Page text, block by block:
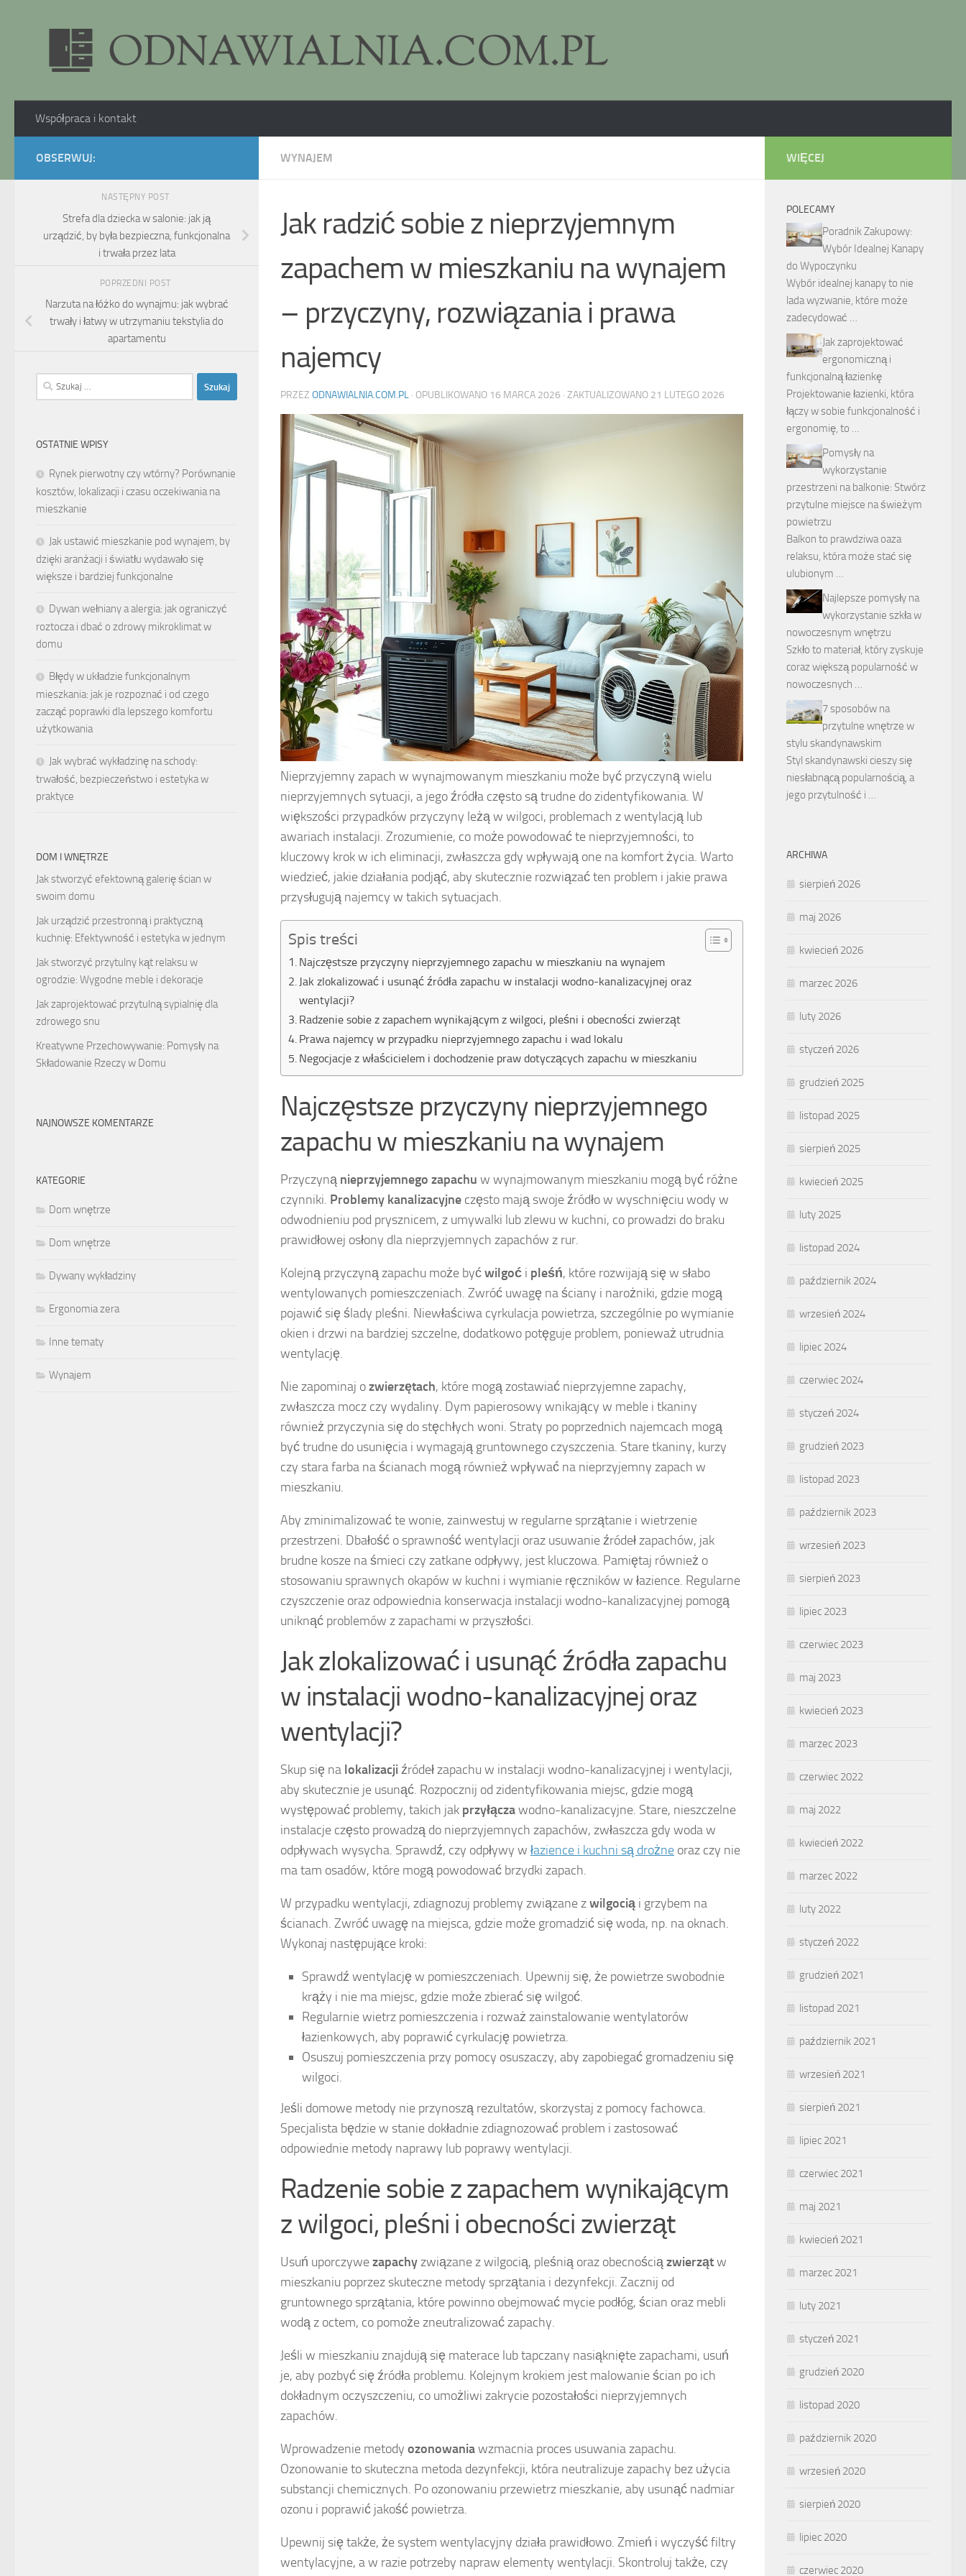
Współpraca i kontakt
WYNAJEM
Jak radzić sobie z nieprzyjemnym
zapachem w mieszkaniu na wynajem
– przyczyny, rozwiązania i prawa
najemcy
PRZEZ ODNAWIALNIA.COM.PL · OPUBLIKOWANO 16 MARCA 2026 · ZAKTUALIZOWANO 21 LUTEGO 2026
Nieprzyjemny zapach w wynajmowanym mieszkaniu może być przyczyną wielu
nieprzyjemnych sytuacji, a jego źródła często są trudne do zidentyfikowania. W
większości przypadków przyczyny leżą w wilgoci, problemach z wentylacją lub
awariach instalacji. Zrozumienie, co może powodować te nieprzyjemności, to
kluczowy krok w ich eliminacji, zwłaszcza gdy wpływają one na komfort życia. Warto
wiedzieć, jakie działania podjąć, aby skutecznie rozwiązać ten problem i jakie prawa
przysługują najemcy w takich sytuacjach.
Spis treści
Najczęstsze przyczyny nieprzyjemnego zapachu w mieszkaniu na wynajem
Jak zlokalizować i usunąć źródła zapachu w instalacji wodno-kanalizacyjnej oraz
wentylacji?
Radzenie sobie z zapachem wynikającym z wilgoci, pleśni i obecności zwierząt
Prawa najemcy w przypadku nieprzyjemnego zapachu i wad lokalu
Negocjacje z właścicielem i dochodzenie praw dotyczących zapachu w mieszkaniu
Najczęstsze przyczyny nieprzyjemnego
zapachu w mieszkaniu na wynajem
Przyczyną nieprzyjemnego zapachu w wynajmowanym mieszkaniu mogą być różne
czynniki. Problemy kanalizacyjne często mają swoje źródło w wyschnięciu wody w
odwodnieniu pod prysznicem, z umywalki lub zlewu w kuchni, co prowadzi do braku
prawidłowej osłony dla nieprzyjemnych zapachów z rur.
Kolejną przyczyną zapachu może byćwilgoć i pleśń, które rozwijają się w słabo
wentylowanych pomieszczeniach. Zwróć uwagę na ściany i narożniki, gdzie mogą
pojawić się ślady pleśni. Niewłaściwa cyrkulacja powietrza, szczególnie po wymianie
okien i drzwi na bardziej szczelne, dodatkowo potęguje problem, ponieważ utrudnia
wentylację.
Nie zapominaj ozwierzętach, które mogą zostawiać nieprzyjemne zapachy,
zwłaszcza mocz czy wydaliny. Dym papierosowy wnikający w meble i tkaniny
również przyczynia się do stęchłych woni. Straty po poprzednich najemcach mogą
być trudne do usunięcia i wymagają gruntownego czyszczenia. Stare tkaniny, kurzy
czy stara farba na ścianach mogą również wpływać na nieprzyjemny zapach w
mieszkaniu.
Aby zminimalizować te wonie, zainwestuj w regularne sprzątanie i wietrzenie
przestrzeni. Dbałość o sprawność wentylacji oraz usuwanie źródeł zapachów, jak
brudne kosze na śmieci czy zatkane odpływy, jest kluczowa. Pamiętaj również o
stosowaniu sprawnych okapów w kuchni i wymianie ręczników w łazience. Regularne
czyszczenie oraz odpowiednia konserwacja instalacji wodno-kanalizacyjnej pomogą
uniknąć problemów z zapachami w przyszłości.
Jak zlokalizować i usunąć źródła zapachu
w instalacji wodno-kanalizacyjnej oraz
wentylacji?
Skup się na lokalizacji źródeł zapachu w instalacji wodno-kanalizacyjnej i wentylacji,
aby skutecznie je usunąć. Rozpocznij od zidentyfikowania miejsc, gdzie mogą
występować problemy, takich jak przyłączawodno-kanalizacyjne. Stare, nieszczelne
instalacje często prowadzą do nieprzyjemnych zapachów, zwłaszcza gdy woda w
odpływach wysycha. Sprawdź, czy odpływy w łazience i kuchni są drożne oraz czy nie
ma tam osadów, które mogą powodować brzydki zapach.
W przypadku wentylacji, zdiagnozuj problemy związane zwilgocią i grzybem na
ścianach. Zwróć uwagę na miejsca, gdzie może gromadzić się woda, np. na oknach.
Wykonaj następujące kroki:
Sprawdź wentylację w pomieszczeniach. Upewnij się, że powietrze swobodnie
krąży i nie ma miejsc, gdzie może zbierać się wilgoć.
Regularnie wietrz pomieszczenia i rozważ zainstalowanie wentylatorów
łazienkowych, aby poprawić cyrkulację powietrza.
Osuszuj pomieszczenia przy pomocy osuszaczy, aby zapobiegać gromadzeniu się
wilgoci.
Jeśli domowe metody nie przynoszą rezultatów, skorzystaj z pomocy fachowca.
Specjalista będzie w stanie dokładnie zdiagnozować problem i zastosować
odpowiednie metody naprawy lub poprawy wentylacji.
Radzenie sobie z zapachem wynikającym
z wilgoci, pleśni i obecności zwierząt
Usuń uporczywezapachyzwiązane z wilgocią, pleśnią oraz obecnościązwierzątw
mieszkaniu poprzez skuteczne metody sprzątania i dezynfekcji. Zacznij od
gruntownego sprzątania, które powinno obejmować mycie podłóg, ścian oraz mebli
wodą z octem, co pomoże zneutralizować zapachy.
Jeśli w mieszkaniu znajdują się materace lub tapczany nasiąknięte zapachami, usuń
je, aby pozbyć się źródła problemu. Kolejnym krokiem jest malowanie ścian po ich
dokładnym oczyszczeniu, co umożliwi zakrycie pozostałości nieprzyjemnych
zapachów.
Wprowadzenie metody ozonowaniawzmacnia proces usuwania zapachu.
Ozonowanie to skuteczna metoda dezynfekcji, która neutralizuje zapachy bez użycia
substancji chemicznych. Po ozonowaniu przewietrz mieszkanie, aby usunąć nadmiar
ozonu i poprawić jakość powietrza.
Upewnij się także, że system wentylacyjny działa prawidłowo. Zmień i wyczyść filtry
wentylacyjne, a w razie potrzeby napraw elementy wentylacji. Skontroluj także, czy
OBSERWUJ:
NASTĘPNY POST
Strefa dla dziecka w salonie: jak ją
urządzić, by była bezpieczna, funkcjonalna
i trwała przez lata
POPRZEDNI POST
Narzuta na łóżko do wynajmu: jak wybrać
trwały i łatwy w utrzymaniu tekstylia do
apartamentu
Szukaj:
OSTATNIE WPISY
Rynek pierwotny czy wtórny? Porównanie
kosztów, lokalizacji i czasu oczekiwania na
mieszkanie
Jak ustawić mieszkanie pod wynajem, by
dzięki aranżacji i światłu wydawało się
większe i bardziej funkcjonalne
Dywan wełniany a alergia: jak ograniczyć
roztocza i dbać o zdrowy mikroklimat w
domu
Błędy w układzie funkcjonalnym
mieszkania: jak je rozpoznać i od czego
zacząć poprawki dla lepszego komfortu
użytkowania
Jak wybrać wykładzinę na schody:
trwałość, bezpieczeństwo i estetyka w
praktyce
DOM I WNĘTRZE
Jak stworzyć efektowną galerię ścian w
swoim domu
Jak urządzić przestronną i praktyczną
kuchnię: Efektywność i estetyka w jednym
Jak stworzyć przytulny kąt relaksu w
ogrodzie: Wygodne meble i dekoracje
Jak zaprojektować przytulną sypialnię dla
zdrowego snu
Kreatywne Przechowywanie: Pomysły na
Składowanie Rzeczy w Domu
NAJNOWSZE KOMENTARZE
KATEGORIE
Dom wnętrze
Dom wnętrze
Dywany wykładziny
Ergonomia zera
Inne tematy
Wynajem
WIĘCEJ
POLECAMY
Poradnik Zakupowy:
Wybór Idealnej Kanapy
do Wypoczynku
Wybór idealnej kanapy to nie
lada wyzwanie, które może
zadecydować …
Jak zaprojektować
ergonomiczną i
funkcjonalną łazienkę
Projektowanie łazienki, która
łączy w sobie funkcjonalność i
ergonomię, to …
Pomysły na
wykorzystanie
przestrzeni na balkonie: Stwórz
przytulne miejsce na świeżym
powietrzu
Balkon to prawdziwa oaza
relaksu, która może stać się
ulubionym …
Najlepsze pomysły na
wykorzystanie szkła w
nowoczesnym wnętrzu
Szkło to materiał, który zyskuje
coraz większą popularność w
nowoczesnych …
7 sposobów na
przytulne wnętrze w
stylu skandynawskim
Styl skandynawski cieszy się
niesłabnącą popularnością, a
jego przytulność i …
ARCHIWA
sierpień 2026
maj 2026
kwiecień 2026
marzec 2026
luty 2026
styczeń 2026
grudzień 2025
listopad 2025
sierpień 2025
kwiecień 2025
luty 2025
listopad 2024
październik 2024
wrzesień 2024
lipiec 2024
czerwiec 2024
styczeń 2024
grudzień 2023
listopad 2023
październik 2023
wrzesień 2023
sierpień 2023
lipiec 2023
czerwiec 2023
maj 2023
kwiecień 2023
marzec 2023
czerwiec 2022
maj 2022
kwiecień 2022
marzec 2022
luty 2022
styczeń 2022
grudzień 2021
listopad 2021
październik 2021
wrzesień 2021
sierpień 2021
lipiec 2021
czerwiec 2021
maj 2021
kwiecień 2021
marzec 2021
luty 2021
styczeń 2021
grudzień 2020
listopad 2020
październik 2020
wrzesień 2020
sierpień 2020
lipiec 2020
czerwiec 2020